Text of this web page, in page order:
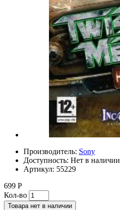
Производитель: Sony
Доступность: Нет в наличии
Артикул: 55229
699 Р
Кол-во
Товара нет в наличии